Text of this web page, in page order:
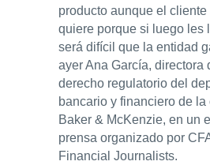
producto aunque el
quiere porque si luego les
será difícil que la entidad
ayer Ana García, directora
derecho regulatorio del
bancario y financiero de la
Baker & McKenzie, en un
prensa organizado por
Financial Journalists.